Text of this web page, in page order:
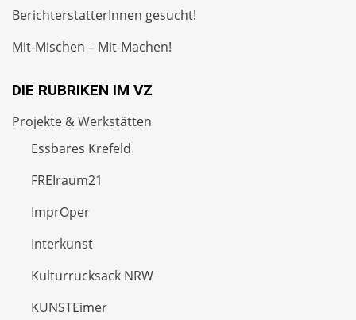
BerichterstatterInnen gesucht!
Mit-Mischen – Mit-Machen!
DIE RUBRIKEN IM VZ
Projekte & Werkstätten
Essbares Krefeld
FREIraum21
ImprOper
Interkunst
Kulturrucksack NRW
KUNSTEimer